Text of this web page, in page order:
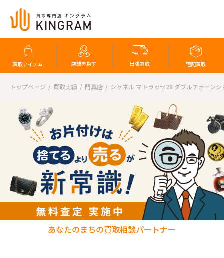
買取アイテム 店舗を探す 出張買取 宅配買取
トップページ 買取実績 門真店 シャネル マトラッセ28 ダブルチェーン
あなたのまちの買取相談パートナー